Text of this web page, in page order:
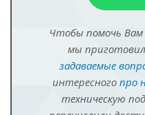
Чтобы помочь
мы
задаваемые
интересного про
техническую